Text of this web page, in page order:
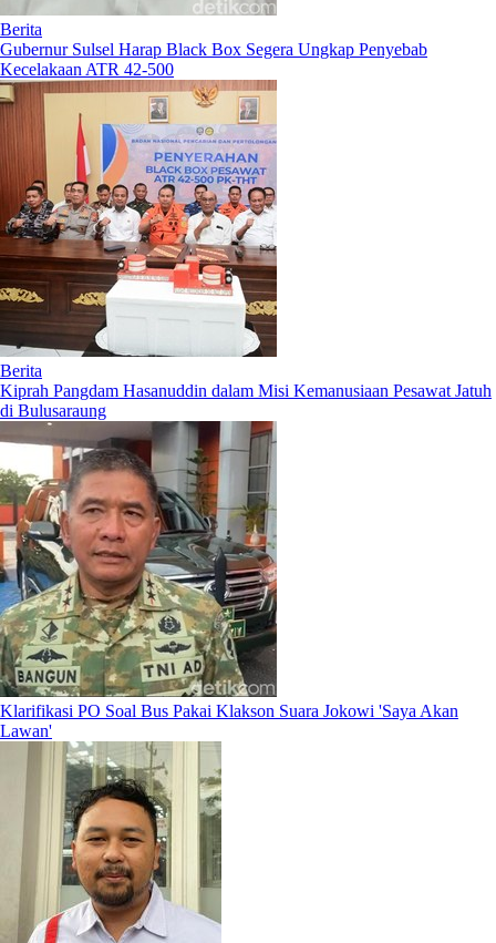
Berita
Gubernur Sulsel Harap Black Box Segera Ungkap Penyebab
Kecelakaan ATR 42-500
Berita
Kiprah Pangdam Hasanuddin dalam Misi Kemanusiaan Pesawat Jatuh
di Bulusaraung
Klarifikasi PO Soal Bus Pakai Klakson Suara Jokowi 'Saya Akan
Lawan'